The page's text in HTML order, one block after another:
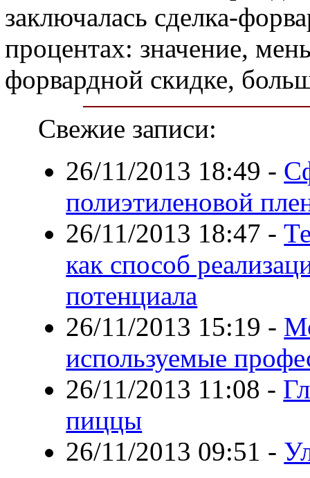
заключалась сделка-
процентах: значение,
форвардной скидке,
Свежие записи:
26/11/2013 18:49 -
полиэтиленовой
26/11/2013 18:47 -
как способ
потенциала
26/11/2013 15:19 -
используемые
26/11/2013 11:08 -
пиццы
26/11/2013 09:51 -